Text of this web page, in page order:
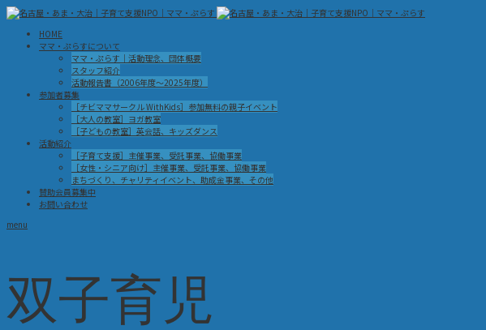
HOME
ママ・ぷらすについて
ママ・ぷらす｜活動理念、団体概要
スタッフ紹介
活動報告書（2006年度～2025年度）
参加者募集
［チビママサークル WithKids］参加無料の親子イベント
［大人の教室］ヨガ教室
［子どもの教室］英会話、キッズダンス
活動紹介
［子育て支援］主催事業、受託事業、協働事業
［女性・シニア向け］主催事業、受託事業、協働事業
まちづくり、チャリティイベント、助成金事業、その他
賛助会員募集中
お問い合わせ
menu
双子育児